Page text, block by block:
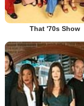
That '70s Show